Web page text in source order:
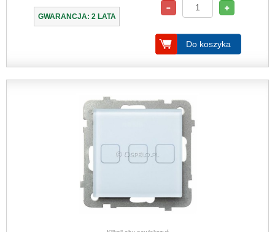
GWARANCJA: 2 LATA
Do koszyka